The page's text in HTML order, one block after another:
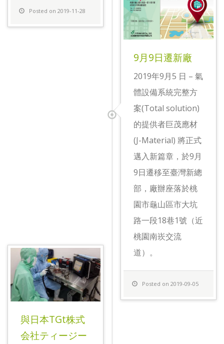
Posted on 2019-11-28
9月9日遷新廠
2019年9月5 日 – 氣
體設備系統完整方
案(Total solution)
的提供者巨茂應材
(J-Material) 將正式
邁入新篇章，於9月
9日遷移至臺灣新總
部，廠辦座落於桃
園市龜山區市大坑
路一段18巷1號（近
桃園南崁交流
道）。
Posted on 2019-09-05
與日本TGt株式
会社ティージー